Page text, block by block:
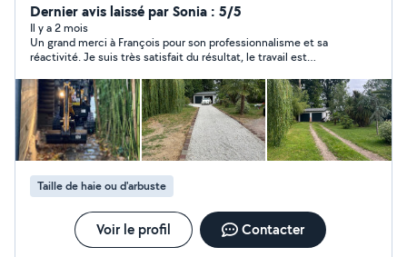
Aménagement : terrassement, nivelage, création
d'allées et bordures, pavage, dallage, joints. Je réalise
également la pose de gazon de placage pour un rendu
immédiat et de qualité. Entretien : taille de haies et
arbustes dans le respect du végétal, plantations et
nettoyage de terrasse. Possibilité de suivi régulier pour
garder un jardin propre et soigné toute l'année.
Expérience dans la conduite d'engins de chantier. Travail
sérieux et soigné. Devis uniquement après visite.
Dernier avis laissé par Sonia : 5/5
Il y a 2 mois
Un grand merci à François pour son professionnalisme et sa
réactivité. Je suis très satisfait du résultat, le travail est
Taille de haie ou d'arbuste
Voir le profil Contacter